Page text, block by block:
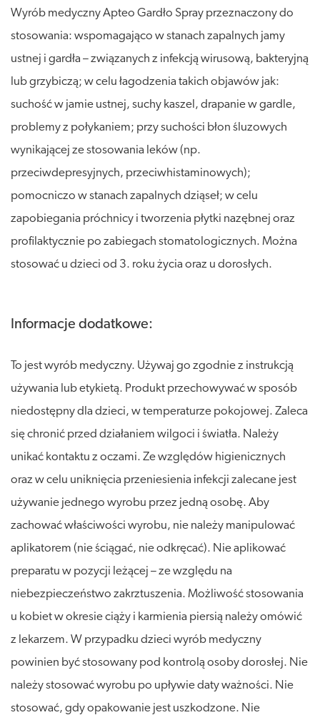
Wyrób medyczny Apteo Gardło Spray przeznaczony do
stosowania: wspomagająco w stanach zapalnych jamy
ustnej i gardła – związanych z infekcją wirusową, bakteryjną
lub grzybiczą; w celu łagodzenia takich objawów jak:
suchość w jamie ustnej, suchy kaszel, drapanie w gardle,
problemy z połykaniem; przy suchości błon śluzowych
wynikającej ze stosowania leków (np.
przeciwdepresyjnych, przeciwhistaminowych);
pomocniczo w stanach zapalnych dziąseł; w celu
zapobiegania próchnicy i tworzenia płytki nazębnej oraz
profilaktycznie po zabiegach stomatologicznych. Można
stosować u dzieci od 3. roku życia oraz u dorosłych.
Informacje dodatkowe:
To jest wyrób medyczny. Używaj go zgodnie z instrukcją
używania lub etykietą. Produkt przechowywać w sposób
niedostępny dla dzieci, w temperaturze pokojowej. Zaleca
się chronić przed działaniem wilgoci i światła. Należy
unikać kontaktu z oczami. Ze względów higienicznych
oraz w celu uniknięcia przeniesienia infekcji zalecane jest
używanie jednego wyrobu przez jedną osobę. Aby
zachować właściwości wyrobu, nie należy manipulować
aplikatorem (nie ściągać, nie odkręcać). Nie aplikować
preparatu w pozycji leżącej – ze względu na
niebezpieczeństwo zakrztuszenia. Możliwość stosowania
u kobiet w okresie ciąży i karmienia piersią należy omówić
z lekarzem. W przypadku dzieci wyrób medyczny
powinien być stosowany pod kontrolą osoby dorosłej. Nie
należy stosować wyrobu po upływie daty ważności. Nie
stosować, gdy opakowanie jest uszkodzone. Nie